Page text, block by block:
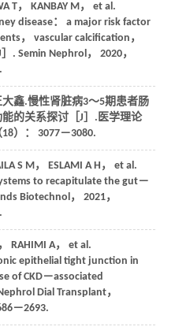
T， KANBAY M， et al.
disease： a major risk factor
， vascular calcification，
. Semin Nephrol， 2020，
鑫.慢性肾脏病3～5期患者肠
的关系探讨［J］. 医学理论
）： 3077－3080.
S M， ESLAMI A H ， et al.
to recapitulate the gut－
Biotechnol， 2021，
， RAHIMI A， et al.
epithelial tight junction in
of CKD－associated
Dial Transplant，
－2693.